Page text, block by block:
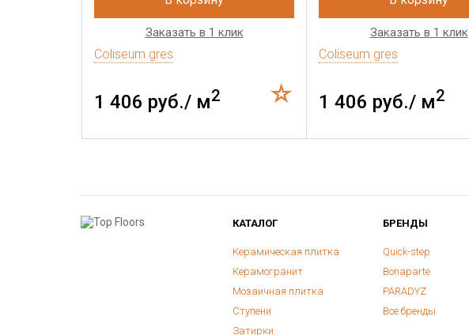
Заказать в 1 клик
Coliseum gres
1 406 руб./ м2
Заказать в 1 клик
Coliseum gres
1 406 руб./ м2
КАТАЛОГ
Керамическая плитка
Керамогранит
Мозаичная плитка
Ступени
Затирки
БРЕНДЫ
Quick-step
Bonaparte
PARADYZ
Все бренды